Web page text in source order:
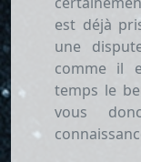
est déjà
une
comme il
temps le
vous